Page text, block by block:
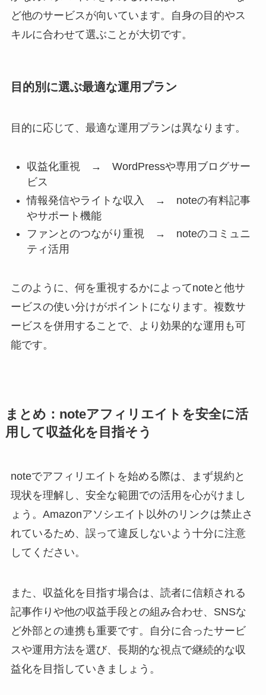
ど他のサービスが向いています。自身の目的やス
キルに合わせて選ぶことが大切です。
目的別に選ぶ最適な運用プラン
目的に応じて、最適な運用プランは異なります。
収益化重視 → WordPressや専用ブログサー
ビス
情報発信やライトな収入 → noteの有料記事
やサポート機能
ファンとのつながり重視 → noteのコミュニ
ティ活用
このように、何を重視するかによってnoteと他サ
ービスの使い分けがポイントになります。複数サ
ービスを併用することで、より効果的な運用も可
能です。
まとめ：noteアフィリエイトを安全に活
用して収益化を目指そう
noteでアフィリエイトを始める際は、まず規約と
現状を理解し、安全な範囲での活用を心がけまし
ょう。Amazonアソシエイト以外のリンクは禁止さ
れているため、誤って違反しないよう十分に注意
してください。
また、収益化を目指す場合は、読者に信頼される
記事作りや他の収益手段との組み合わせ、SNSな
ど外部との連携も重要です。自分に合ったサービ
スや運用方法を選び、長期的な視点で継続的な収
益化を目指していきましょう。